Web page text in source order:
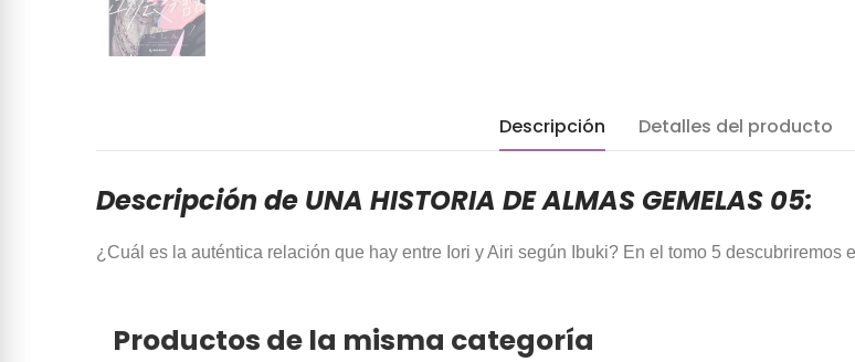
Descripción Detalles del producto
Descripción de UNA HISTORIA DE ALMAS GEMELAS 05:
¿Cuál es la auténtica relación que hay entre Iori y Airi según Ibuki? En el tomo 5 descubriremos
Productos de la misma categoría